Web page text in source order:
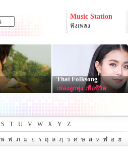
Music Station
ฟังเพลง
Thai Folksong
เพลงลูกทุ่ง-เพื่อชีวิต
S T U V W X Y Z
พ ฟ ภ ม ย ร ฤ ล ฦ ว ศ ษ ส ห ฬ อ ฮ